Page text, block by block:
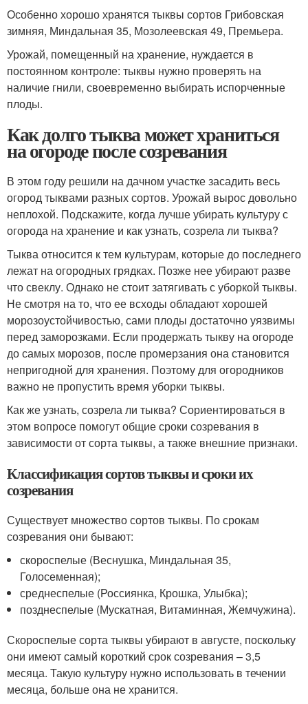
Особенно хорошо хранятся тыквы сортов Грибовская
зимняя, Миндальная 35, Мозолеевская 49, Премьера.
Урожай, помещенный на хранение, нуждается в
постоянном контроле: тыквы нужно проверять на
наличие гнили, своевременно выбирать испорченные
плоды.
Как долго тыква может храниться
на огороде после созревания
В этом году решили на дачном участке засадить весь
огород тыквами разных сортов. Урожай вырос довольно
неплохой. Подскажите, когда лучше убирать культуру с
огорода на хранение и как узнать, созрела ли тыква?
Тыква относится к тем культурам, которые до последнего
лежат на огородных грядках. Позже нее убирают разве
что свеклу. Однако не стоит затягивать с уборкой тыквы.
Не смотря на то, что ее всходы обладают хорошей
морозоустойчивостью, сами плоды достаточно уязвимы
перед заморозками. Если продержать тыкву на огороде
до самых морозов, после промерзания она становится
непригодной для хранения. Поэтому для огородников
важно не пропустить время уборки тыквы.
Как же узнать, созрела ли тыква? Сориентироваться в
этом вопросе помогут общие сроки созревания в
зависимости от сорта тыквы, а также внешние признаки.
Классификация сортов тыквы и сроки их
созревания
Существует множество сортов тыквы. По срокам
созревания они бывают:
скороспелые (Веснушка, Миндальная 35,
Голосеменная);
среднеспелые (Россиянка, Крошка, Улыбка);
позднеспелые (Мускатная, Витаминная, Жемчужина).
Скороспелые сорта тыквы убирают в августе, поскольку
они имеют самый короткий срок созревания – 3,5
месяца. Такую культуру нужно использовать в течении
месяца, больше она не хранится.